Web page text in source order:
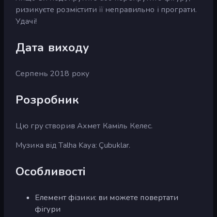
ризикуєте розмістити її неправильно і програти.
Удачі!
Дата виходу
Серпень 2018 року
Розробник
Цю гру створив Ахмет Каміль Келес.
Музика від Talha Kaya: Çubuklar.
Особливості
Елемент фізики: ви можете повертати
фігури